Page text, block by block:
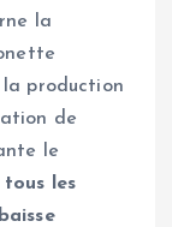
la
la production
de
le
tous les